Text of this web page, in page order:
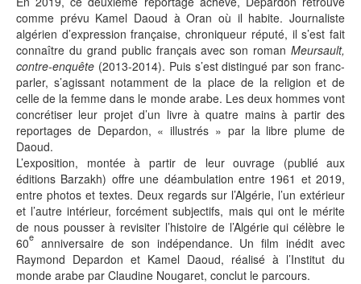
comme prévu Kamel Daoud à Oran où il habite. Journaliste
algérien d’expression française, chroniqueur réputé, il s’est fait
connaître du grand public français avec son roman Meursault,
contre-enquête (2013-2014). Puis s’est distingué par son franc-
parler, s’agissant notamment de la place de la religion et de
celle de la femme dans le monde arabe. Les deux hommes vont
concrétiser leur projet d’un livre à quatre mains à partir des
reportages de Depardon, « illustrés » par la libre plume de
Daoud.
L’exposition, montée à partir de leur ouvrage (publié aux
éditions Barzakh) offre une déambulation entre 1961 et 2019,
entre photos et textes. Deux regards sur l’Algérie, l’un extérieur
et l’autre intérieur, forcément subjectifs, mais qui ont le mérite
de nous pousser à revisiter l’histoire de l’Algérie qui célèbre le
60e anniversaire de son indépendance. Un film inédit avec
Raymond Depardon et Kamel Daoud, réalisé à l’Institut du
monde arabe par Claudine Nougaret, conclut le parcours.